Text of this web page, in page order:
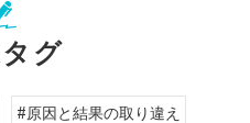
グ
#原因と結果の取り違え